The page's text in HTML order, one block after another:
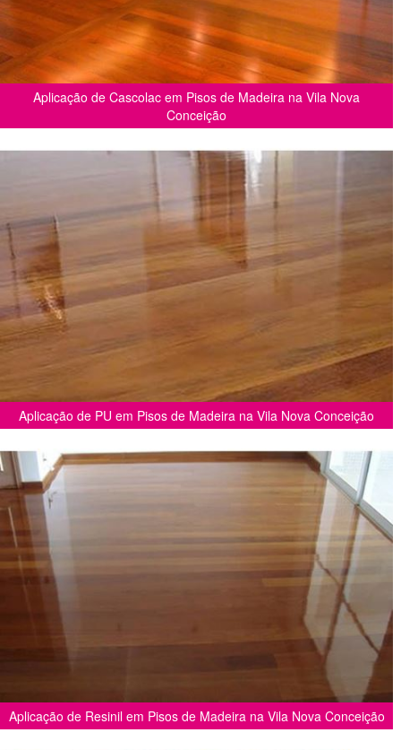
Aplicação de Cascolac em Pisos de Madeira na Vila Nova
Conceição
Aplicação de PU em Pisos de Madeira na Vila Nova Conceição
Aplicação de Resinil em Pisos de Madeira na Vila Nova Conceição